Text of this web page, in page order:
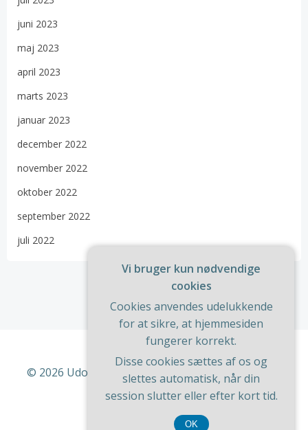
juni 2023
maj 2023
april 2023
marts 2023
januar 2023
december 2022
november 2022
oktober 2022
september 2022
juli 2022
© 2026 Udon. Bygget ved at bruge WordPress og
ColibriWP Theme
Vi bruger kun nødvendige
cookies
Cookies anvendes udelukkende
for at sikre, at hjemmesiden
fungerer korrekt.
Disse cookies sættes af os og
slettes automatisk, når din
session slutter eller efter kort tid.
OK